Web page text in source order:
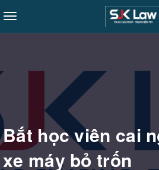
Toggle
navigation
Bắt học viên cai
xe máy bỏ trốn